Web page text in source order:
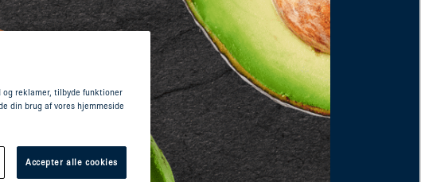
reklamer, tilbyde funktioner
din brug af vores hjemmeside
Accepter alle cookies